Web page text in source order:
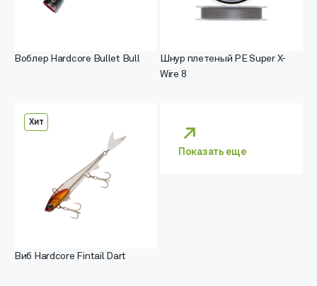
Воблер Hardcore Bullet Bull
Шнур плетеный PE Super X-
Wire 8
Хит
Виб Hardcore Fintail Dart
Показать еще